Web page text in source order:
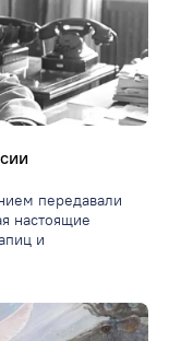
передавали
настоящие
и